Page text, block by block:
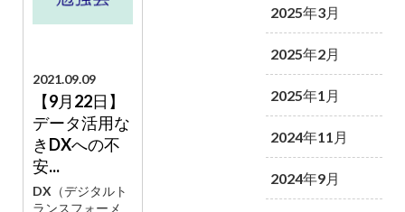
2021.09.09
【9月22日】
データ活用な
きDXへの不
安...
DX（デジタルト
ランスフォーメ
2025年3月
2025年2月
2025年1月
2024年11月
2024年9月